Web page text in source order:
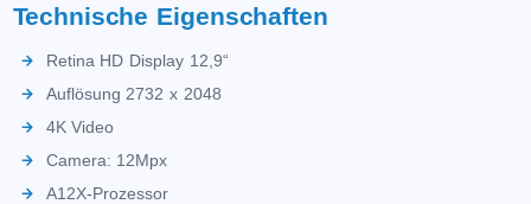
Technische Eigenschaften
Retina HD Display 12,9“
Auflösung 2732 x 2048
4K Video
Camera: 12Mpx
A12X-Prozessor